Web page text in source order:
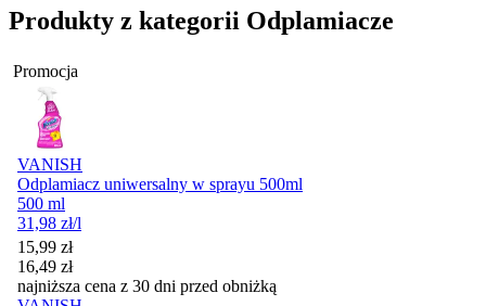
Produkty z kategorii Odplamiacze
Promocja
VANISH
Odplamiacz uniwersalny w sprayu 500ml
500 ml
31,98 zł/l
Cena promocyjna
15,99 zł
16,49 zł
najniższa cena z 30 dni przed obniżką